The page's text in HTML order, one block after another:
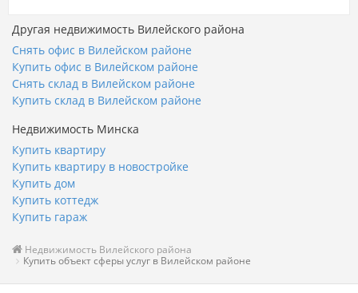
Другая недвижимость Вилейского района
Снять офис в Вилейском районе
Купить офис в Вилейском районе
Снять склад в Вилейском районе
Купить склад в Вилейском районе
Недвижимость Минска
Купить квартиру
Купить квартиру в новостройке
Купить дом
Купить коттедж
Купить гараж
Недвижимость Вилейского района
Купить объект сферы услуг в Вилейском районе